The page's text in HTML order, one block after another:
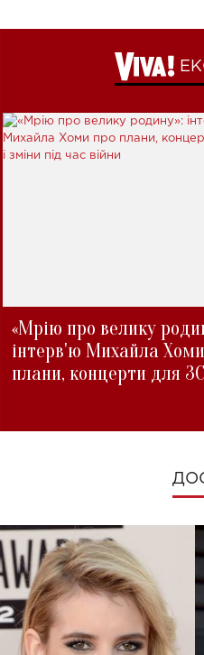
«Мрію про велику
інтерв'ю Михайла
плани, концерти для